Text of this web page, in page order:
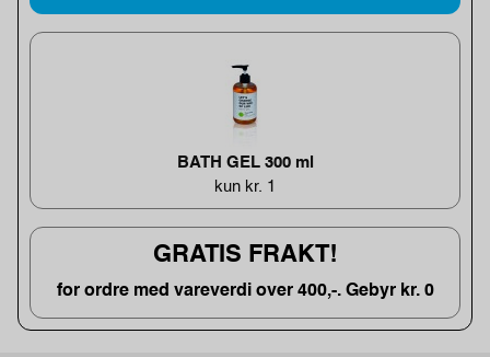
BATH GEL 300 ml
kun kr. 1
GRATIS FRAKT!
for ordre med vareverdi over 400,-. Gebyr kr. 0